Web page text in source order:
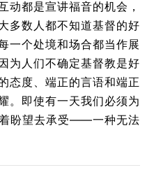
动都是宣讲福音的机会，
多数人都不知道基督的好
一个处境和场合都当作展
为人们不确定基督教是好
态度、端正的言语和端正
。即使有一天我们必须为
盼望去承受——一种无法